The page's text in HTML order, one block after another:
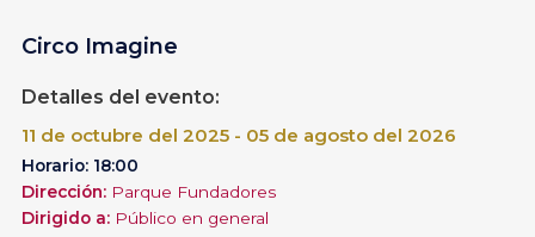
Circo Imagine
Detalles del evento:
11 de octubre del 2025 - 05 de agosto del 2026
Horario: 18:00
Dirección: Parque Fundadores
Dirigido a: Público en general